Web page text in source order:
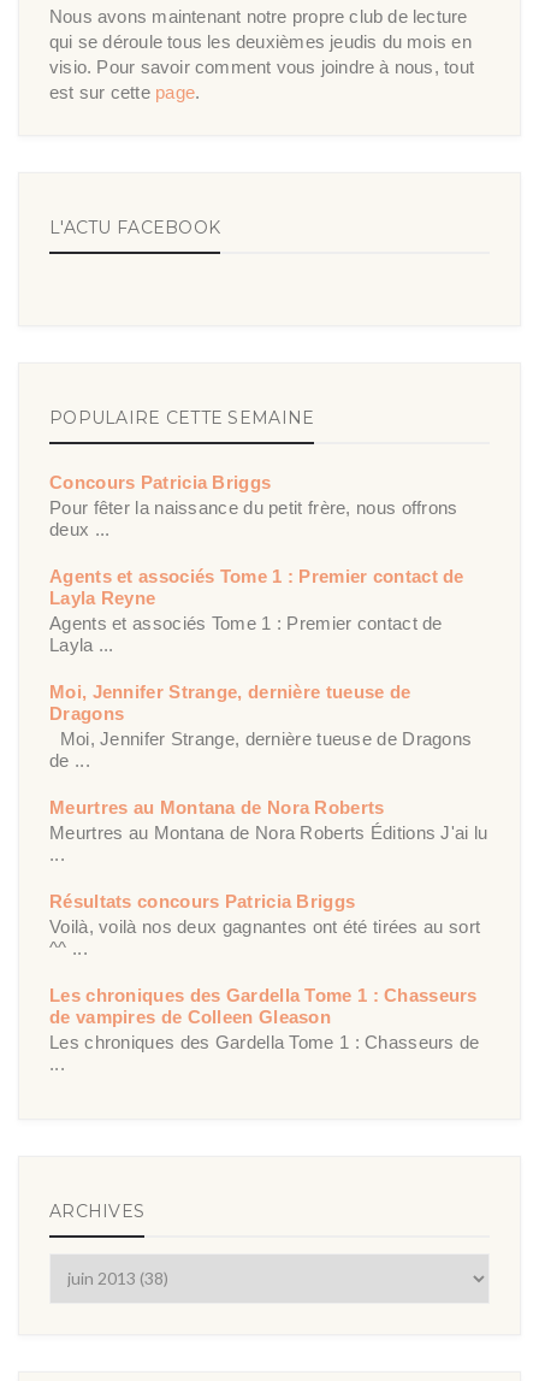
Nous avons maintenant notre propre club de lecture
qui se déroule tous les deuxièmes jeudis du mois en
visio. Pour savoir comment vous joindre à nous, tout
est sur cette page.
L'ACTU FACEBOOK
POPULAIRE CETTE SEMAINE
Concours Patricia Briggs
Pour fêter la naissance du petit frère, nous offrons
deux ...
Agents et associés Tome 1 : Premier contact de
Layla Reyne
Agents et associés Tome 1 : Premier contact de
Layla ...
Moi, Jennifer Strange, dernière tueuse de
Dragons
Moi, Jennifer Strange, dernière tueuse de Dragons
de ...
Meurtres au Montana de Nora Roberts
Meurtres au Montana de Nora Roberts Éditions J'ai lu
...
Résultats concours Patricia Briggs
Voilà, voilà nos deux gagnantes ont été tirées au sort
^^ ...
Les chroniques des Gardella Tome 1 : Chasseurs
de vampires de Colleen Gleason
Les chroniques des Gardella Tome 1 : Chasseurs de
...
ARCHIVES